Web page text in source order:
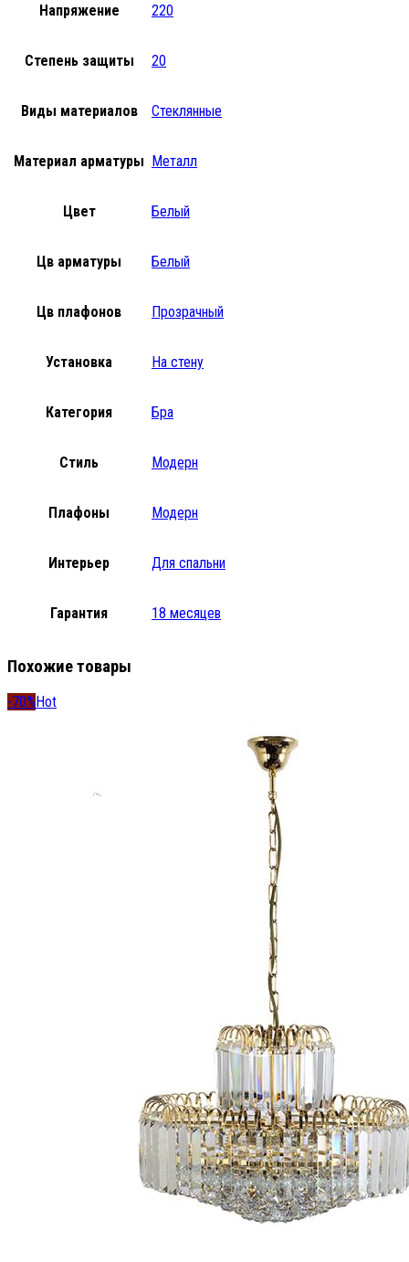
Напряжение 220
Степень защиты 20
Виды материалов Стеклянные
Материал арматуры Металл
Цвет Белый
Цв арматуры Белый
Цв плафонов Прозрачный
Установка На стену
Категория Бра
Стиль Модерн
Плафоны Модерн
Интерьер Для спальни
Гарантия 18 месяцев
Похожие товары
-70% Hot